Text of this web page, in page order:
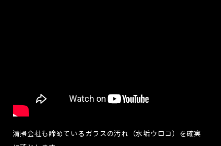
清掃会社も諦めているガラスの汚れ（水垢ウロコ）を確実